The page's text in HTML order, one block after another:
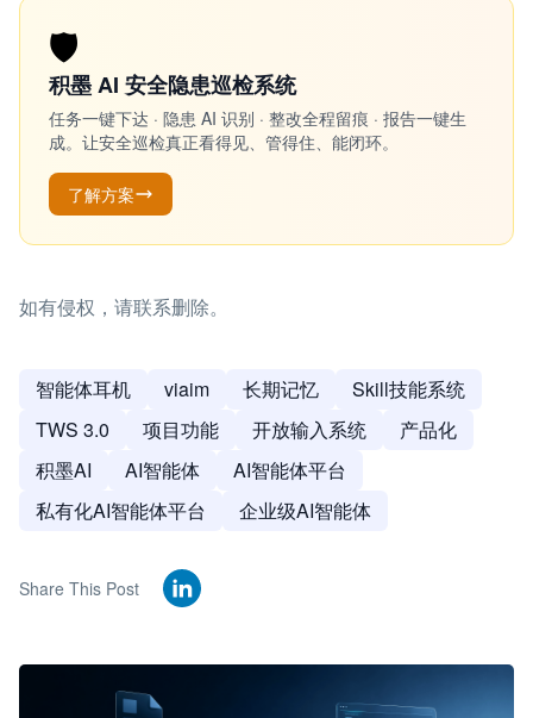
🛡️
积墨 AI 安全隐患巡检系统
任务一键下达 · 隐患 AI 识别 · 整改全程留痕 · 报告一键生
成。让安全巡检真正看得见、管得住、能闭环。
了解方案
如有侵权，请联系删除。
智能体耳机 viaim 长期记忆
Skill技能系统
TWS 3.0
项目功能 开放输入系统
产品化
积墨AI
AI智能体
AI智能体平台
私有化AI智能体平台
企业级AI智能体
Share This Post